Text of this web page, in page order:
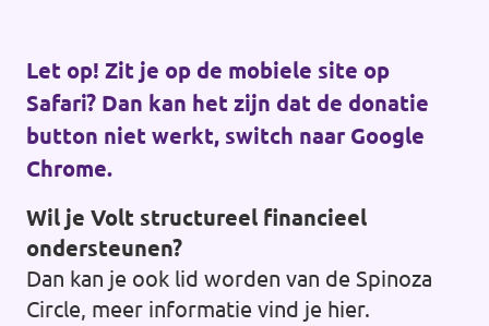
Let op! Zit je op de mobiele site op
Safari? Dan kan het zijn dat de donatie
button niet werkt, switch naar Google
Chrome.
Wil je Volt structureel financieel
ondersteunen?
Dan kan je ook lid worden van de Spinoza
Circle, meer informatie vind je hier.